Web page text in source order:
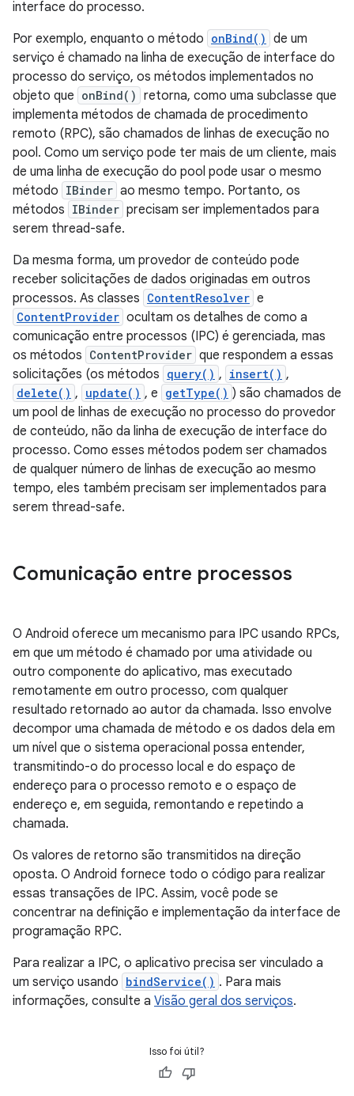
interface do processo.
Por exemplo, enquanto o método onBind() de um
serviço é chamado na linha de execução de interface do
processo do serviço, os métodos implementados no
objeto que onBind() retorna, como uma subclasse que
implementa métodos de chamada de procedimento
remoto (RPC), são chamados de linhas de execução no
pool. Como um serviço pode ter mais de um cliente, mais
de uma linha de execução do pool pode usar o mesmo
método IBinder ao mesmo tempo. Portanto, os
métodos IBinder precisam ser implementados para
serem thread-safe.
Da mesma forma, um provedor de conteúdo pode
receber solicitações de dados originadas em outros
processos. As classes ContentResolver e
ContentProvider ocultam os detalhes de como a
comunicação entre processos (IPC) é gerenciada, mas
os métodos ContentProvider que respondem a essas
solicitações (os métodos query() , insert() ,
delete() , update() , e getType() ) são chamados de
um pool de linhas de execução no processo do provedor
de conteúdo, não da linha de execução de interface do
processo. Como esses métodos podem ser chamados
de qualquer número de linhas de execução ao mesmo
tempo, eles também precisam ser implementados para
serem thread-safe.
Comunicação entre processos
O Android oferece um mecanismo para IPC usando RPCs,
em que um método é chamado por uma atividade ou
outro componente do aplicativo, mas executado
remotamente em outro processo, com qualquer
resultado retornado ao autor da chamada. Isso envolve
decompor uma chamada de método e os dados dela em
um nível que o sistema operacional possa entender,
transmitindo-o do processo local e do espaço de
endereço para o processo remoto e o espaço de
endereço e, em seguida, remontando e repetindo a
chamada.
Os valores de retorno são transmitidos na direção
oposta. O Android fornece todo o código para realizar
essas transações de IPC. Assim, você pode se
concentrar na definição e implementação da interface de
programação RPC.
Para realizar a IPC, o aplicativo precisa ser vinculado a
um serviço usando bindService() . Para mais
informações, consulte a Visão geral dos serviços.
Isso foi útil?